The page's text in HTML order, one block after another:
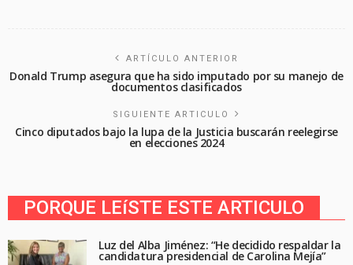
ARTÍCULO ANTERIOR
Donald Trump asegura que ha sido imputado por su manejo de
documentos clasificados
SIGUIENTE ARTICULO
Cinco diputados bajo la lupa de la Justicia buscarán reelegirse
en elecciones 2024
PORQUE LEíSTE ESTE ARTICULO
Luz del Alba Jiménez: “He decidido respaldar la
candidatura presidencial de Carolina Mejía”